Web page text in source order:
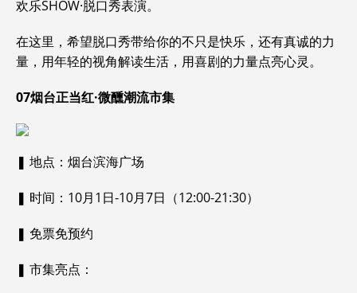
欢乐SHOW·脱口秀表演。
在这里，希望脱口秀带给你的不只是快乐，还有真诚的力
量，用年轻的视角解读生活，用喜剧的力量点亮心灵。
07烟台正当红·微醺潮流市集
❚ 地点：烟台滨海广场
❚ 时间：10月1日-10月7日（12:00-21:30）
❚ 免票免预约
❚ 市集亮点：